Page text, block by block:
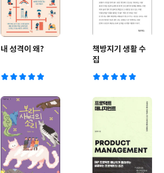
내 성격이 왜?
책방지기 생활 수
집